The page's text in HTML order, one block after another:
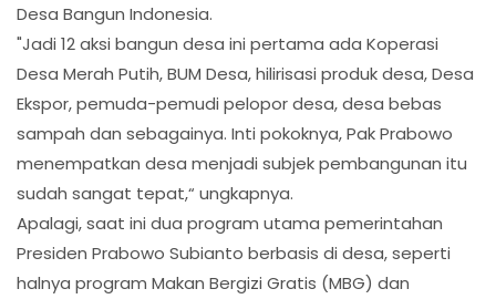
Desa Bangun Indonesia.
"Jadi 12 aksi bangun desa ini pertama ada Koperasi
Desa Merah Putih, BUM Desa, hilirisasi produk desa, Desa
Ekspor, pemuda-pemudi pelopor desa, desa bebas
sampah dan sebagainya. Inti pokoknya, Pak Prabowo
menempatkan desa menjadi subjek pembangunan itu
sudah sangat tepat,“ ungkapnya.
Apalagi, saat ini dua program utama pemerintahan
Presiden Prabowo Subianto berbasis di desa, seperti
halnya program Makan Bergizi Gratis (MBG) dan